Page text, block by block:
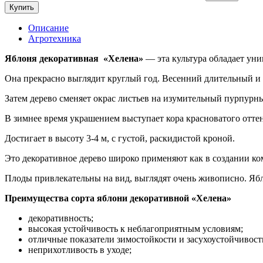
Купить
Описание
Агротехника
Яблоня декоративная «Хелена» — эта культура обладает
Она прекрасно выглядит круглый год. Весенний длительный
Затем дерево сменяет окрас листьев на изумительный
В зимнее время украшением выступает кора красноватого
Достигает в высоту 3-4 м, с густой, раскидистой кроной.
Это декоративное дерево широко применяют как в создании
Плоды привлекательны на вид, выглядят очень живописно.
Преимущества сорта яблони декоративной «Хелена»
декоративность;
высокая устойчивость к неблагоприятным условиям;
отличные показатели зимостойкости и
неприхотливость в уходе;